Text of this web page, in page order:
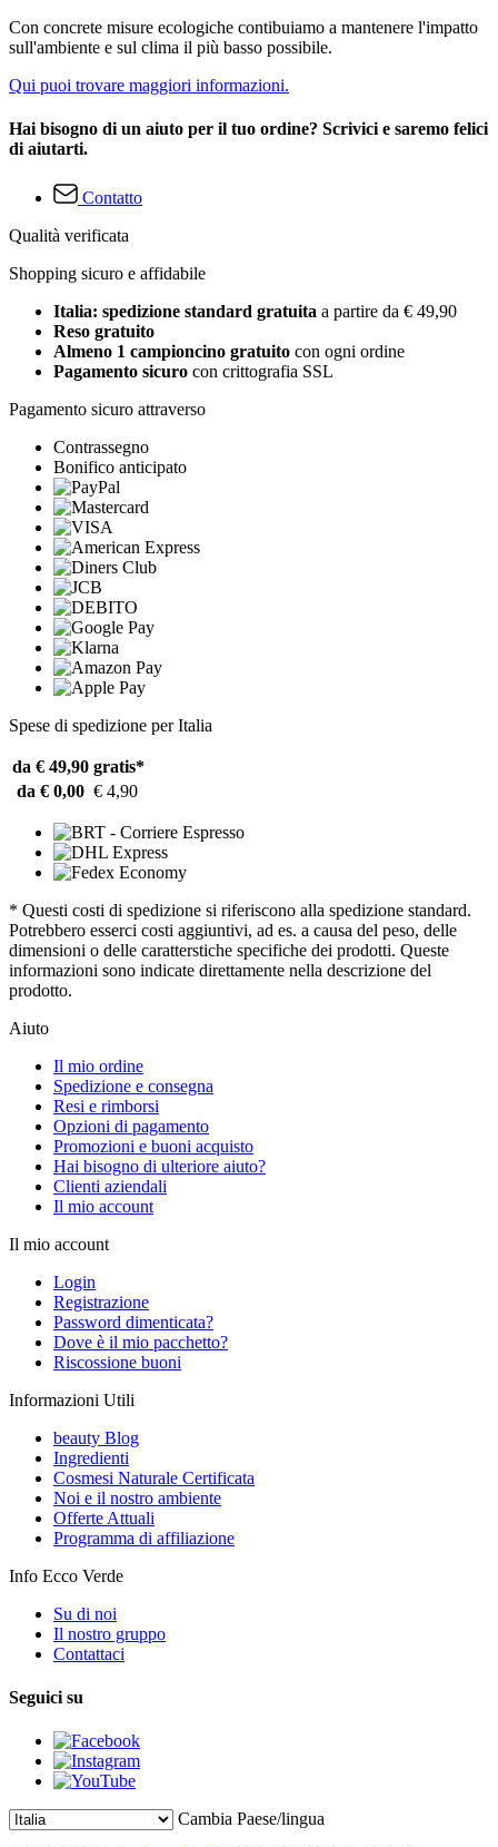
Con concrete misure ecologiche contibuiamo a mantenere l'impatto
sull'ambiente e sul clima il più basso possibile.
Qui puoi trovare maggiori informazioni.
Hai bisogno di un aiuto per il tuo ordine? Scrivici e saremo felici
di aiutarti.
Contatto
Qualità verificata
Shopping sicuro e affidabile
Italia: spedizione standard gratuita a partire da € 49,90
Reso gratuito
Almeno 1 campioncino gratuito con ogni ordine
Pagamento sicuro con crittografia SSL
Pagamento sicuro attraverso
Contrassegno
Bonifico anticipato
Spese di spedizione per Italia
da € 49,90 gratis*
da € 0,00 € 4,90
* Questi costi di spedizione si riferiscono alla spedizione standard.
Potrebbero esserci costi aggiuntivi, ad es. a causa del peso, delle
dimensioni o delle caratterstiche specifiche dei prodotti. Queste
informazioni sono indicate direttamente nella descrizione del
prodotto.
Aiuto
Il mio ordine
Spedizione e consegna
Resi e rimborsi
Opzioni di pagamento
Promozioni e buoni acquisto
Hai bisogno di ulteriore aiuto?
Clienti aziendali
Il mio account
Il mio account
Login
Registrazione
Password dimenticata?
Dove è il mio pacchetto?
Riscossione buoni
Informazioni Utili
beauty Blog
Ingredienti
Cosmesi Naturale Certificata
Noi e il nostro ambiente
Offerte Attuali
Programma di affiliazione
Info Ecco Verde
Su di noi
Il nostro gruppo
Contattaci
Seguici su
Cambia Paese/lingua